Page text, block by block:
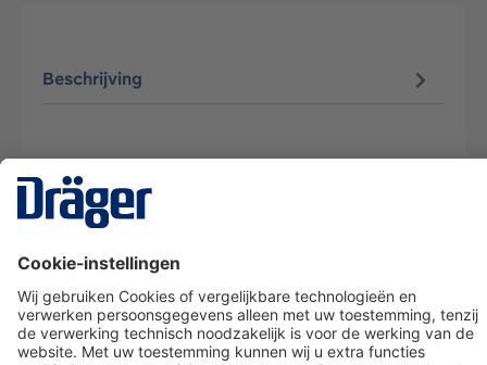
Beschrijving
Dräger klantenservice